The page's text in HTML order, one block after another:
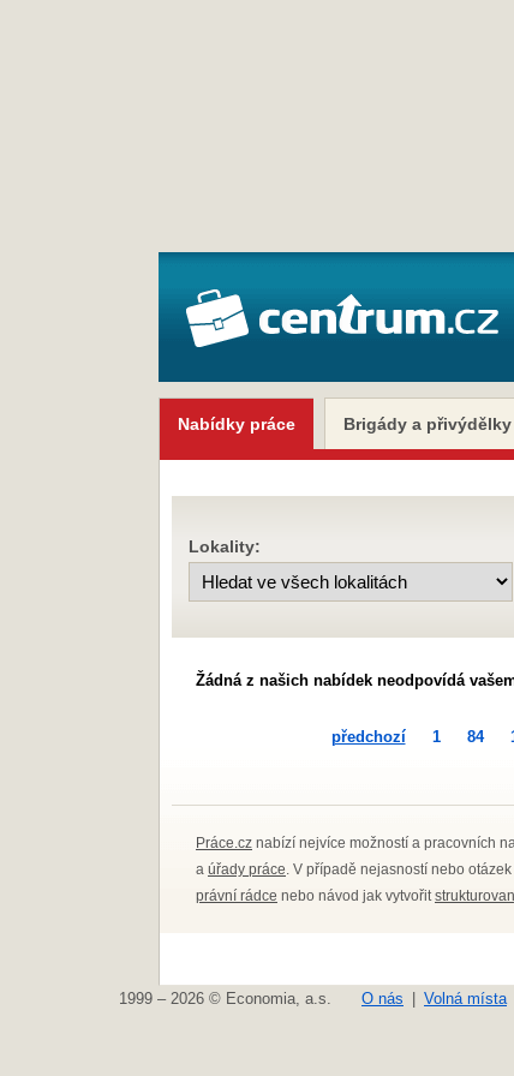
Nabídky práce Brigády a přivýdělky
Lokality:
Žádná z našich nabídek neodpovídá
předchozí 1 84
Práce.cz nabízí nejvíce možností a pracovních
a úřady práce. V případě nejasností nebo
právní rádce nebo návod jak vytvořit
1999 – 2026 © Economia, a.s. O nás Volná místa